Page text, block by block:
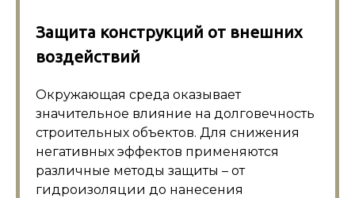
Защита конструкций от внешних
воздействий
Окружающая среда оказывает
значительное влияние на долговечность
строительных объектов. Для снижения
негативных эффектов применяются
различные методы защиты – от
гидроизоляции до нанесения